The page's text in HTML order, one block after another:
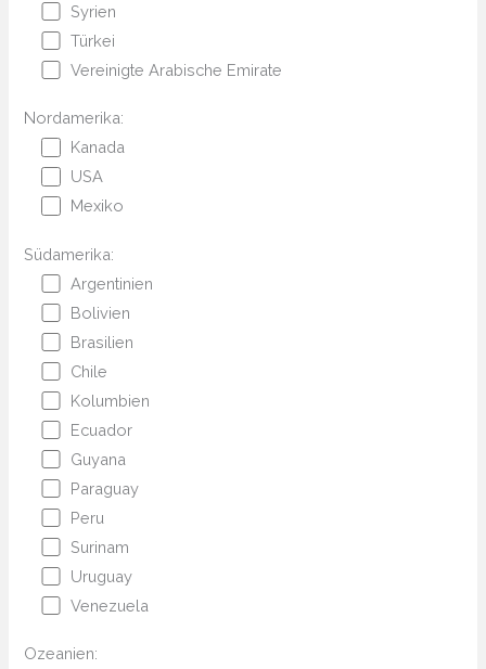
Syrien
Türkei
Vereinigte Arabische Emirate
Nordamerika:
Kanada
USA
Mexiko
Südamerika:
Argentinien
Bolivien
Brasilien
Chile
Kolumbien
Ecuador
Guyana
Paraguay
Peru
Surinam
Uruguay
Venezuela
Ozeanien: